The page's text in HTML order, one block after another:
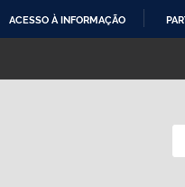
ACESSO À INFORMAÇÃO